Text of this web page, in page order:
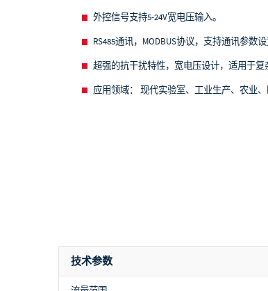
外控信号支持5-24V宽电压输入。
RS485通讯，MODBUS协议，支持通讯参数
超强的抗干扰特性，宽电压设计，适用于复
应用领域： 现代实验室、工业生产、农业
技术参数